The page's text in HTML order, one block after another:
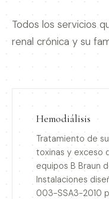
Todos los servicios
renal crónica y su
Hemodiálisis
Tratamiento de
toxinas y exceso
equipos B Braun
Instalaciones
003-SSA3-2010